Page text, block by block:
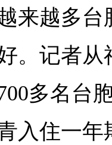
来越多
。记者
多名台
入住一年